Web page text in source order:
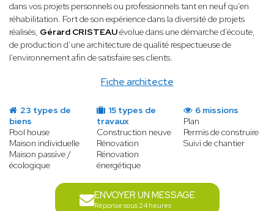
Fiche architecte
dans vos projets personnels ou professionnels tant en neuf qu’en
réhabilitation. Fort de son expérience dans la diversité de projets
réalisés, Gérard CRISTEAUévolue dans une démarche d’écoute,
de production d’une architecture de qualité respectueuse de
l’environnement afin de satisfaire ses clients.
23 types de
biens
Pool house
Maison individuelle
Maison passive /
écologique
15 types de
travaux
Construction neuve
Rénovation
Rénovation
énergétique
6 missions
Plan
Permis de construire
Suivi de chantier
ENVOYER UN MESSAGE
Réponse sous 24 heures